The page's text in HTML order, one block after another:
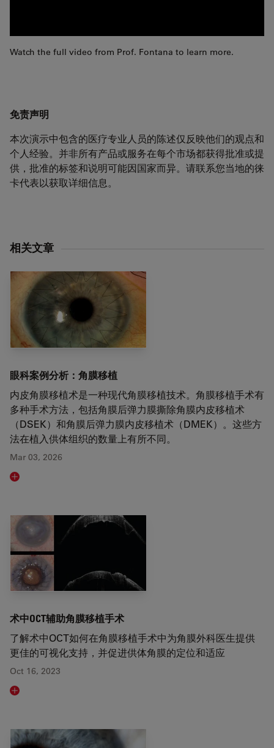
Watch the full video from Prof. Fontana to learn more.
免责声明
本次演示中包含的医疗专业人员的陈述仅反映他们的观点和
个人经验。并非所有产品或服务在每个市场都获得批准或提
供，批准的标签和说明可能因国家而异。请联系您当地的徕
卡代表以获取详细信息。
相关文章
眼科案例分析：角膜移植
内皮角膜移植术是一种现代角膜移植技术。角膜移植手术有
多种手术方法，包括角膜后弹力膜撕除角膜内皮移植术
（DSEK）和角膜后弹力膜内皮移植术（DMEK）。这些方
法在植入供体组织的数量上有所不同。
Mar 03, 2026
Read article
术中OCT辅助角膜移植手术
了解术中OCT如何在角膜移植手术中为角膜外科医生提供
更佳的可视化支持，并促进供体角膜的定位和适应
Oct 16, 2023
Read article